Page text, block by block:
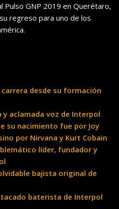
Pulso GNP 2019 en Querétaro,
regreso para uno de los
desde su formación
y aclamada voz de Interpol
su nacimiento fue por Joy
por Nirvana y Kurt Cobain
líder, fundador y
bajista original de
baterista de Interpol